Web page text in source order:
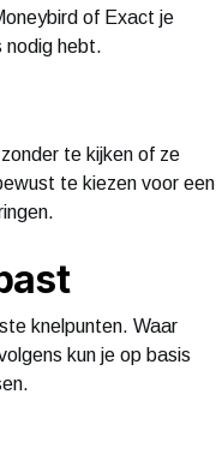
of Exact je
nodig hebt.
te kijken of ze
te kiezen voor een
knelpunten. Waar
kun je op basis